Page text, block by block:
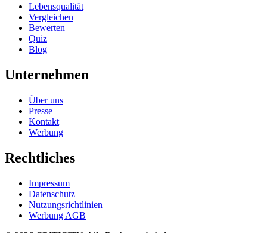
Lebensqualität
Vergleichen
Bewerten
Quiz
Blog
Unternehmen
Über uns
Presse
Kontakt
Werbung
Rechtliches
Impressum
Datenschutz
Nutzungsrichtlinien
Werbung AGB